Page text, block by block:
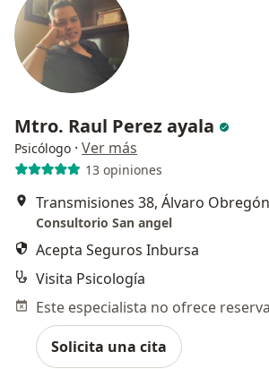
Mtro. Raul Perez ayala
Psicólogo · Ver más
13 opiniones
Transmisiones 38, Álvaro Obregón
Consultorio San angel
Acepta Seguros Inbursa
Visita Psicología
Solicita una cita